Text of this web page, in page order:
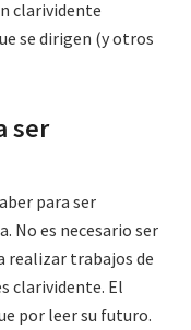
clarividente
se dirigen (y otros
ser
para ser
No es necesario ser
realizar trabajos de
clarividente. El
por leer su futuro.